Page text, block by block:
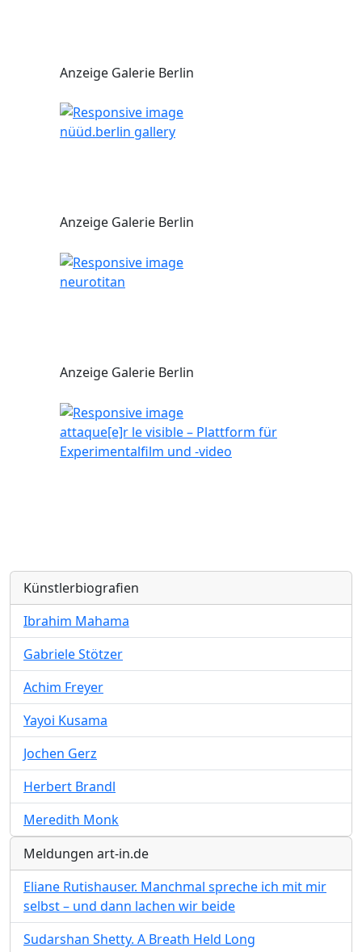
Anzeige Galerie Berlin
nüüd.berlin gallery
Anzeige Galerie Berlin
neurotitan
Anzeige Galerie Berlin
attaque[e]r le visible – Plattform für
Experimentalfilm und -video
Künstlerbiografien
Ibrahim Mahama
Gabriele Stötzer
Achim Freyer
Yayoi Kusama
Jochen Gerz
Herbert Brandl
Meredith Monk
Meldungen art-in.de
Eliane Rutishauser. Manchmal spreche ich mit mir
selbst – und dann lachen wir beide
Sudarshan Shetty. A Breath Held Long